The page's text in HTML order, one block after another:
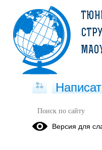
Публикации за
Версия для